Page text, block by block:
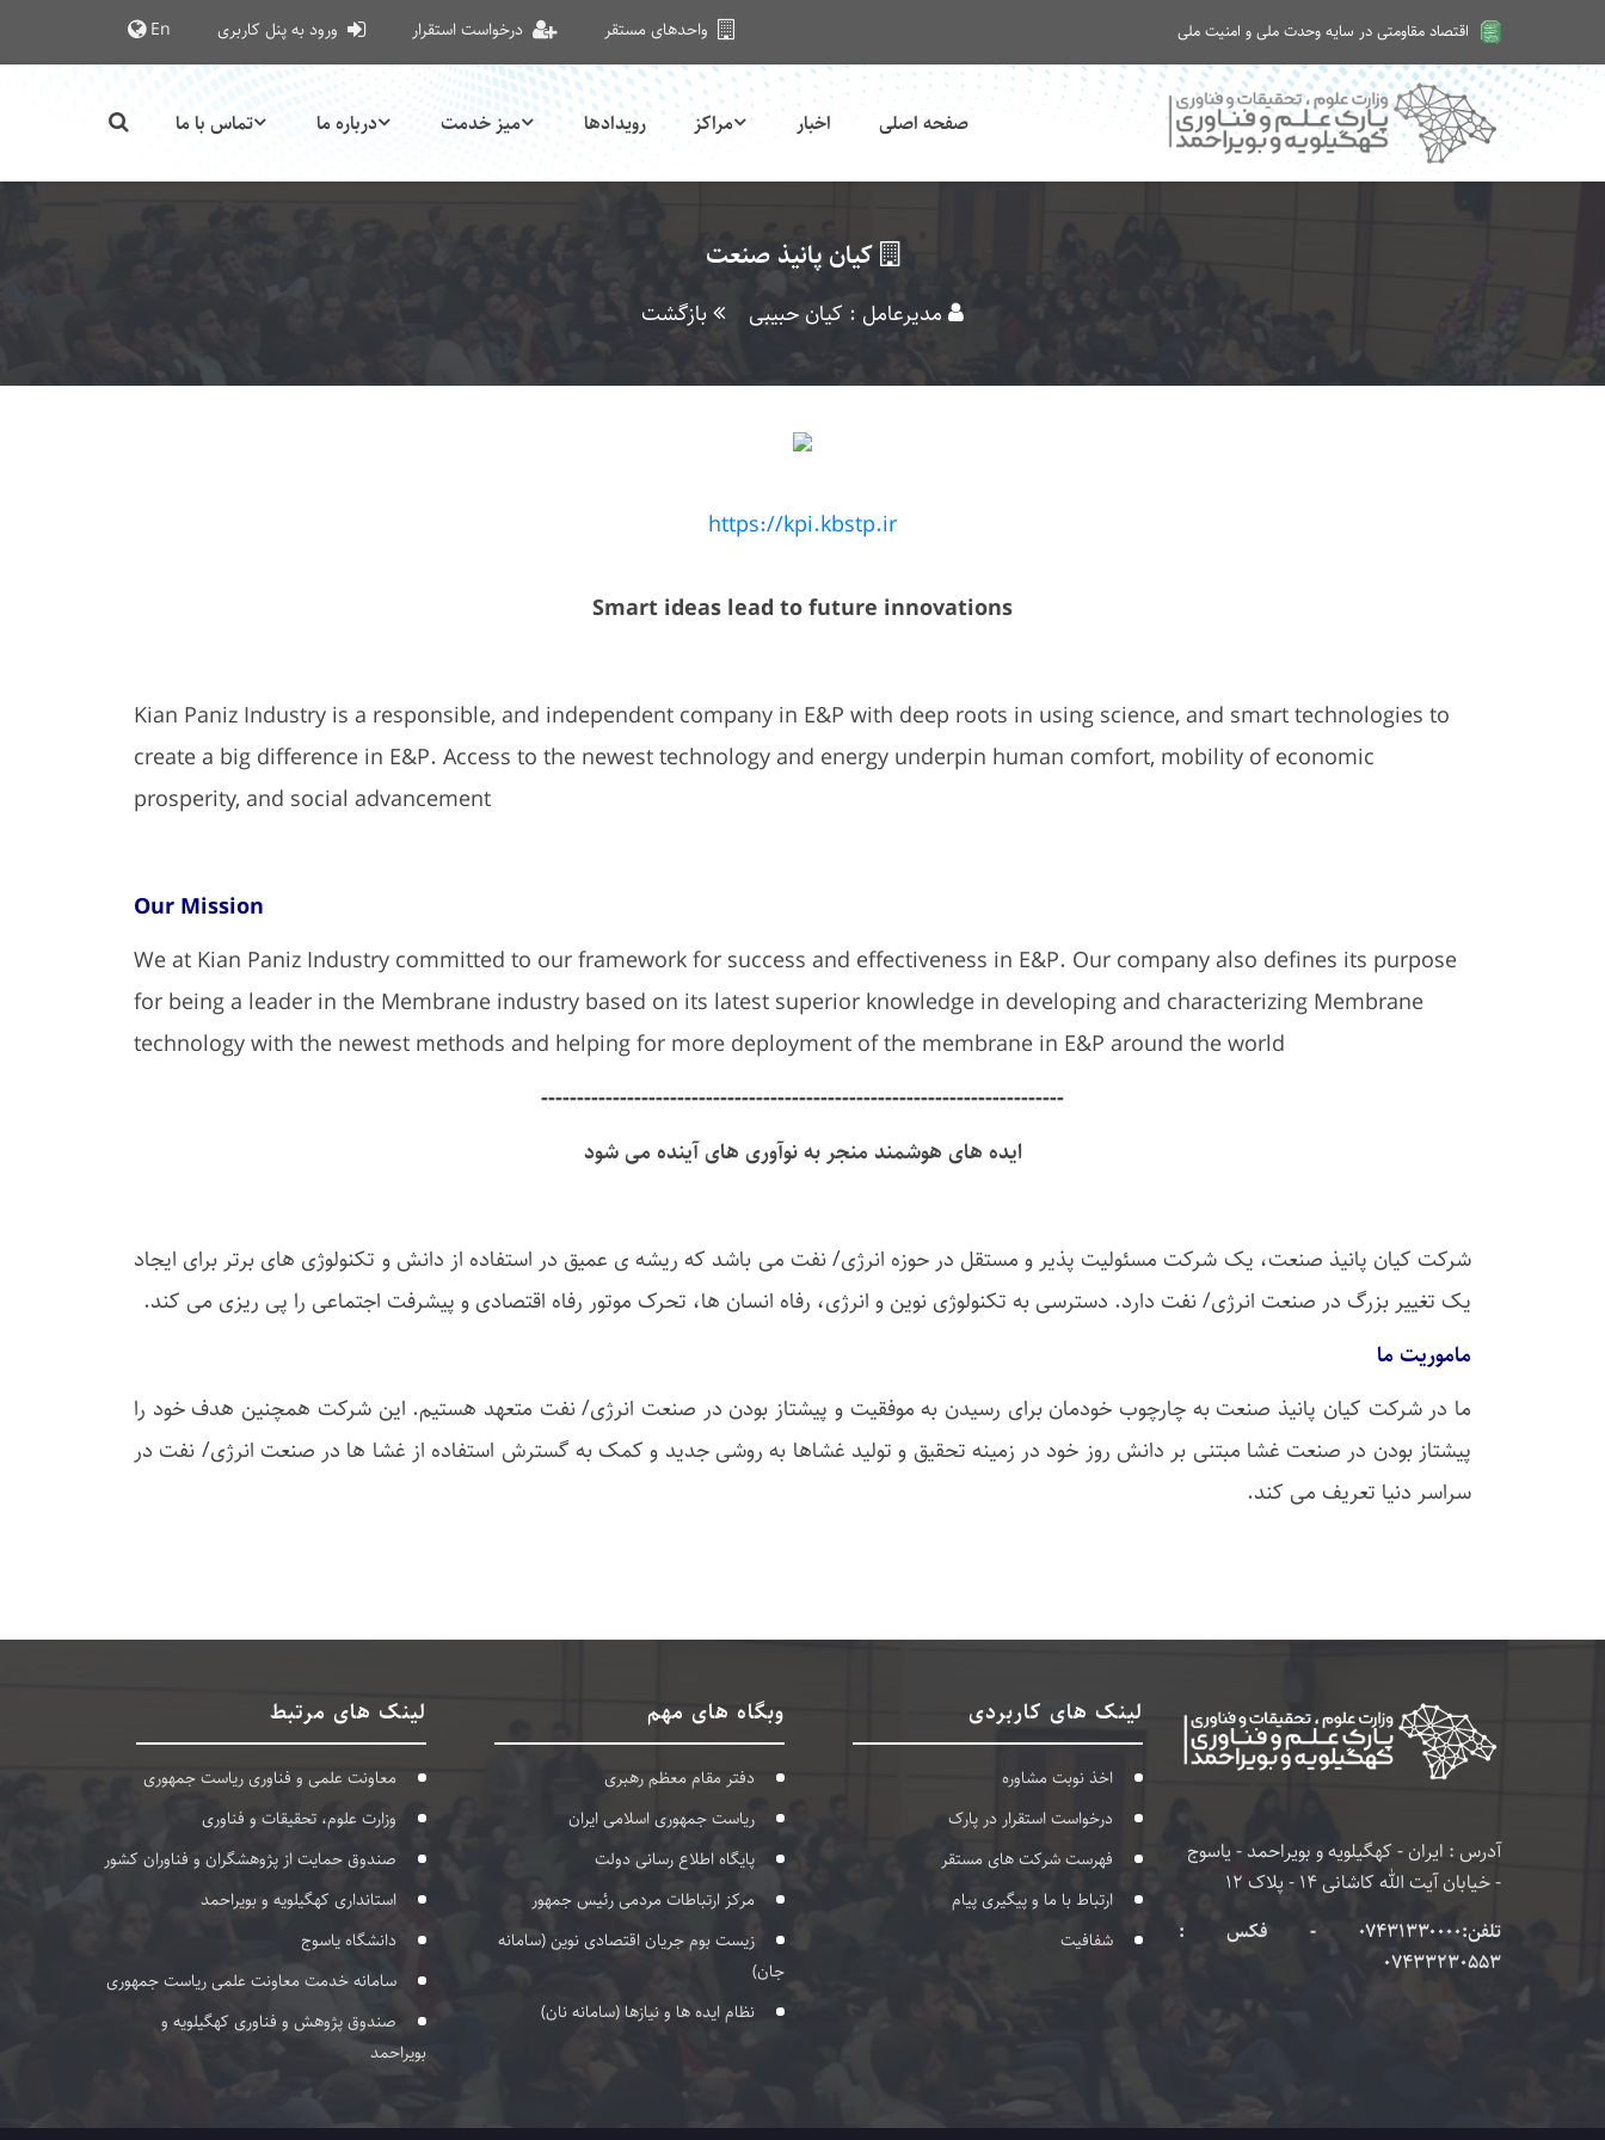
اقتصاد مقاومتی در سایه وحدت ملی و امنیت ملی
امروز شنبه ۱۷ مرداد ۱۴۰۵
واحدهای مستقر درخواست استقرار ورود به پنل کاربری En
صفحه اصلی اخبار مراکز رویدادها میز خدمت درباره ما تماس با ما
کیان پانیذ صنعت
مدیرعامل : کیان حبیبی بازگشت
https://kpi.kbstp.ir
Smart ideas lead to future innovations
Kian Paniz Industry is a responsible, and independent company in E&P with deep roots in using science, and smart technologies to
create a big difference in E&P. Access to the newest technology and energy underpin human comfort, mobility of economic
prosperity, and social advancement
Our Mission
We at Kian Paniz Industry committed to our framework for success and effectiveness in E&P. Our company also defines its purpose
for being a leader in the Membrane industry based on its latest superior knowledge in developing and characterizing Membrane
technology with the newest methods and helping for more deployment of the membrane in E&P around the world
-------------------------------------------------------------------------
ایده های هوشمند منجر به نوآوری های آینده می شود
شرکت کیان پانیذ صنعت، یک شرکت مسئولیت پذیر و مستقل در حوزه انرژی/ نفت می باشد که ریشه ی عمیق در استفاده از دانش و تکنولوژی های برتر برای ایجاد
یک تغییر بزرگ در صنعت انرژی/ نفت دارد. دسترسی به تکنولوژی نوین و انرژی، رفاه انسان ها، تحرک موتور رفاه اقتصادی و پیشرفت اجتماعی را پی ریزی می کند.
ماموریت ما
ما در شرکت کیان پانیذ صنعت به چارچوب خودمان برای رسیدن به موفقیت و پیشتاز بودن در صنعت انرژی/ نفت متعهد هستیم. این شرکت همچنین هدف خود را
پیشتاز بودن در صنعت غشا مبتنی بر دانش روز خود در زمینه تحقیق و تولید غشاها به روشی جدید و کمک به گسترش استفاده از غشا ها در صنعت انرژی/ نفت در
سراسر دنیا تعریف می کند.
آدرس : ایران - کهگیلویه و بویراحمد - یاسوج
- خیابان آیت الله کاشانی 14 - پلاک 12
تلفن:۰۷۴۳۱۳۳۰۰۰۰ - فکس :
07433230553
لینک های کاربردی
اخذ نوبت مشاوره
درخواست استقرار در پارک
فهرست شرکت های مستقر
ارتباط با ما و پیگیری پیام
شفافیت
وبگاه های مهم
دفتر مقام معظم رهبری
ریاست جمهوری اسلامی ایران
پایگاه اطلاع رسانی دولت
مرکز ارتباطات مردمی رئیس جمهور
زیست بوم جریان اقتصادی نوین (سامانه
جان)
نظام ایده ها و نیازها (سامانه نان)
لینک های مرتبط
معاونت علمی و فناوری ریاست جمهوری
وزارت علوم، تحقیقات و فناوری
صندوق حمایت از پژوهشگران و فناوران کشور
استانداری کهگیلویه و بویراحمد
دانشگاه یاسوج
سامانه خدمت معاونت علمی ریاست جمهوری
صندوق پژوهش و فناوری کهگیلویه و
بویراحمد